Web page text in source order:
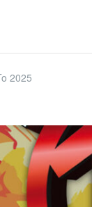
2025